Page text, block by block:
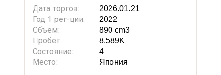
Дата торгов: 2026.01.21
Год 1 рег-ции: 2022
Объем: 890 cm3
Пробег: 8,589K
Состояние: 4
Место: Япония